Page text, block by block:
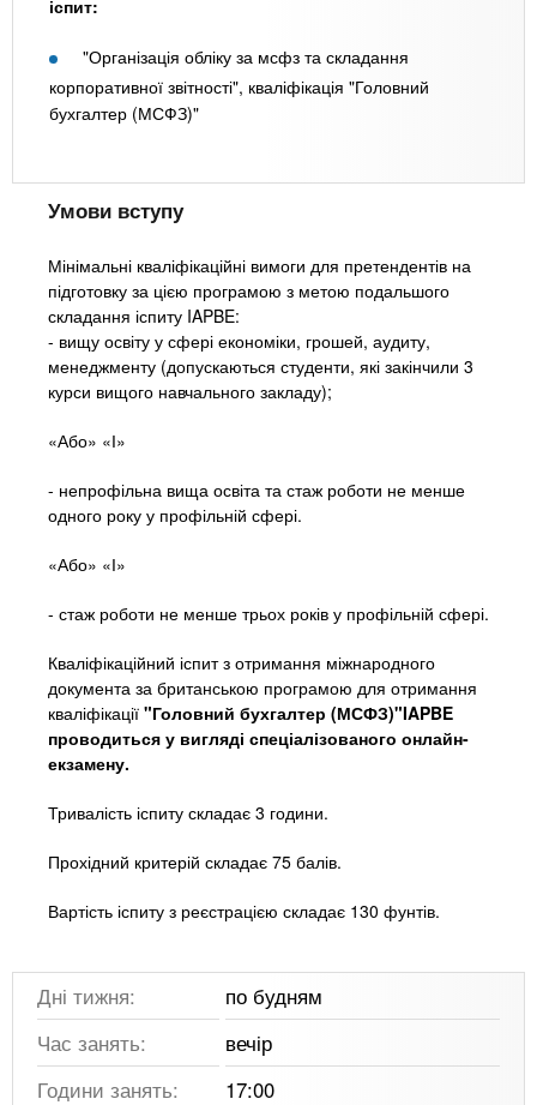
іспит:
"Організація обліку за мсфз та складання
корпоративної звітності", кваліфікація "Головний
бухгалтер (МСФЗ)"
Умови вступу
Мінімальні кваліфікаційні вимоги для претендентів на
підготовку за цією програмою з метою подальшого
складання іспиту IAPBE:
- вищу освіту у сфері економіки, грошей, аудиту,
менеджменту (допускаються студенти, які закінчили 3
курси вищого навчального закладу);
«Або» «І»
- непрофільна вища освіта та стаж роботи не менше
одного року у профільній сфері.
«Або» «І»
- стаж роботи не менше трьох років у профільній сфері.
Кваліфікаційний іспит з отримання міжнародного
документа за британською програмою для отримання
кваліфікації "Головний бухгалтер (МСФЗ)"IAPBE
проводиться у вигляді спеціалізованого онлайн-
екзамену.
Тривалість іспиту складає 3 години.
Прохідний критерій складає 75 балів.
Вартість іспиту з реєстрацією складає 130 фунтів.
Дні тижня:
по будням
Час занять:
вечір
Години занять:
17:00